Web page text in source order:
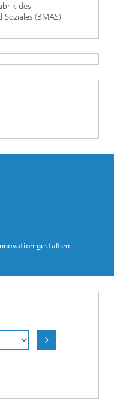
des
(BMAS)​
gestalten